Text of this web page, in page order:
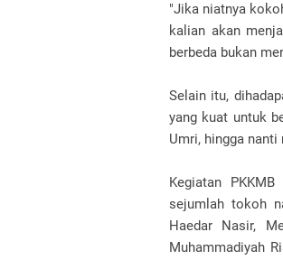
"Jika niatnya
kalian akan
berbeda bukan
Selain itu,
yang kuat untuk
Umri, hingga nanti
Kegiatan
sejumlah tokoh
Haedar Nasir,
Muhammadiyah